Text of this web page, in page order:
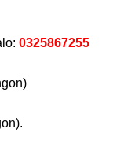
0325867255